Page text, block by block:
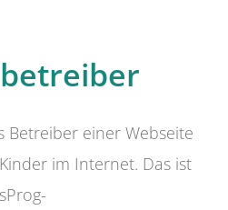
Betreiber einer Webseite
im Internet. Das ist